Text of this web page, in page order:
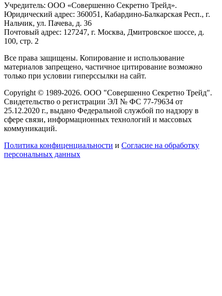
Учредитель: ООО «Совершенно Секретно Трейд».
Юридический адрес: 360051, Кабардино-Балкарская Респ., г.
Нальчик, ул. Пачева, д. 36
Почтовый адрес: 127247, г. Москва, Дмитровское шоссе, д.
100, стр. 2
Все права защищены. Копирование и использование
материалов запрещено, частичное цитирование возможно
только при условии гиперссылки на сайт.
Copyright © 1989-2026. ООО "Совершенно Секретно Трейд".
Свидетельство о регистрации ЭЛ № ФС 77-79634 от
25.12.2020 г., выдано Федеральной службой по надзору в
сфере связи, информационных технологий и массовых
коммуникаций.
Политика конфиценциальности и Согласие на обработку
персональных данных